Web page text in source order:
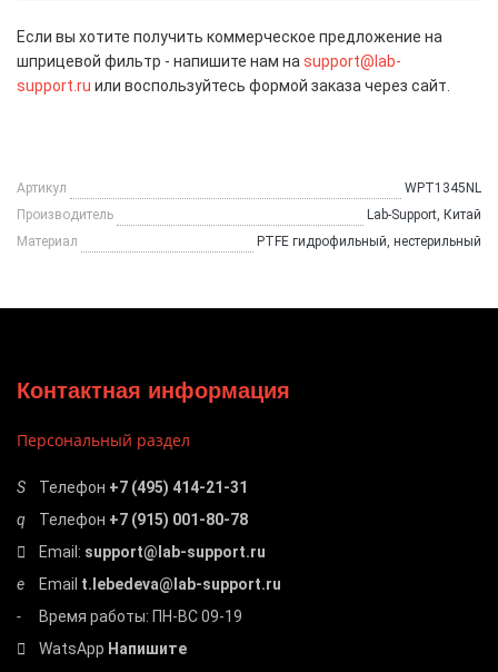
Если вы хотите получить коммерческое предложение на
шприцевой фильтр - напишите нам на support@lab-
support.ru или воспользуйтесь формой заказа через сайт.
Артикул
WPT1345NL
Производитель
Lab-Support, Китай
Материал
PTFE гидрофильный, нестерильный
Контактная информация
Персональный раздел
Телефон +7 (495) 414-21-31
Телефон +7 (915) 001-80-78
Email: support@lab-support.ru
Email t.lebedeva@lab-support.ru
Время работы: ПН-ВС 09-19
WatsApp Напишите